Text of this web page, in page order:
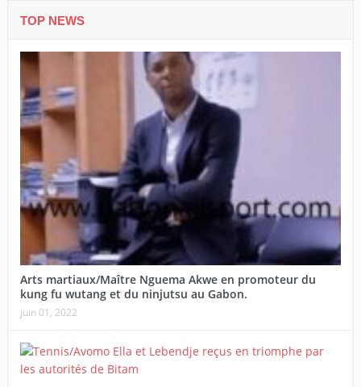
TOP NEWS
Arts martiaux/Maître Nguema Akwe en promoteur du
kung fu wutang et du ninjutsu au Gabon.
juin 01, 2022